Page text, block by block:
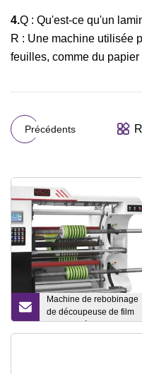
4.Q : Qu'est-ce qu'un
R : Une machine utilisée
feuilles, comme du papier
Précédents
Machine de rebobinage
de découpeuse de film
plastique à grande